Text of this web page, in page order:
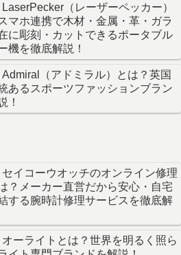
LaserPecker（レーザーペッカー）
マホ連携で木材・金属・革・ガラ
に彫刻・カットできるポータブル
機を徹底解説！
Admiral（アドミラル）とは？英国
あるスポーツファッションブラン
！
セイコーウオッチのオンライン修理
？メーカー直営だから安心・自宅
する腕時計修理サービスを徹底解
オーライトとは？世界を明るく照ら